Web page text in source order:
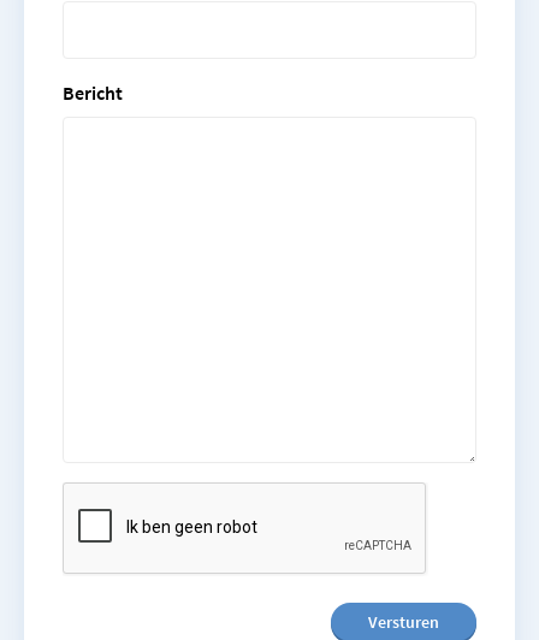
Bericht